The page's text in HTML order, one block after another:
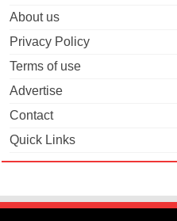
About us
Privacy Policy
Terms of use
Advertise
Contact
Quick Links